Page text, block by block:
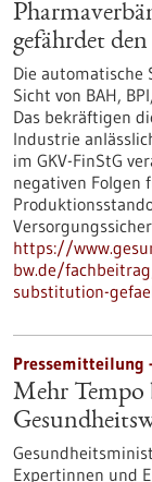
gefährdet
Die automatische
Sicht von BAH,
Das bekräftigen
Industrie
im GKV-FinStG
negativen Folgen
https://
bw.de/
substitution-
Pressemitteilung
Mehr Tempo
Expertinnen und